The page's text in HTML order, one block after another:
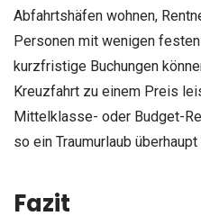
Abfahrtshäfen wohnen,
Personen mit wenigen
kurzfristige Buchungen
Kreuzfahrt zu einem Preis
Mittelklasse- oder Budget-
so ein Traumurlaub
Fazit